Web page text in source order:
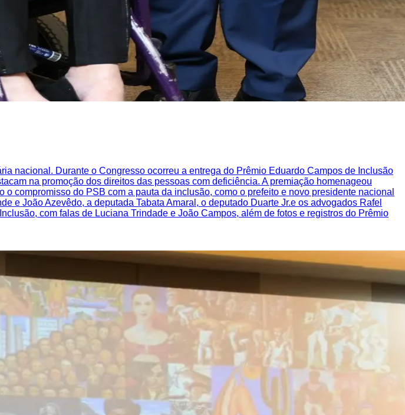
nacional. Durante o Congresso ocorreu a entrega do Prêmio Eduardo Campos de Inclusão
na promoção dos direitos das pessoas com deficiência. A premiação homenageou
compromisso do PSB com a pauta da inclusão, como o prefeito e novo presidente nacional
e João Azevêdo, a deputada Tabata Amaral, o deputado Duarte Jr.e os advogados Rafel
com falas de Luciana Trindade e João Campos, além de fotos e registros do Prêmio